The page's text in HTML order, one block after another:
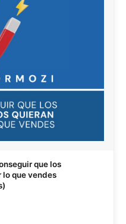
que los
que vendes